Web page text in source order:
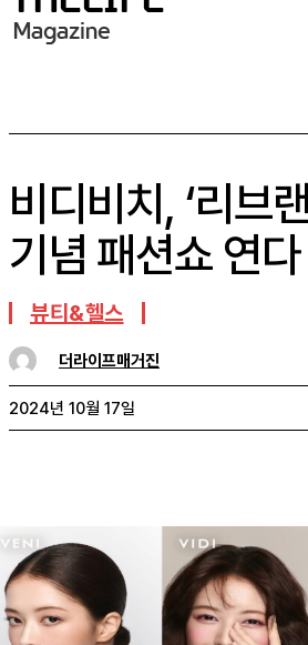
비디비치, ‘리브
기념 패션쇼 연다
뷰티&헬스
더라이프매거진
2024년 10월 17일